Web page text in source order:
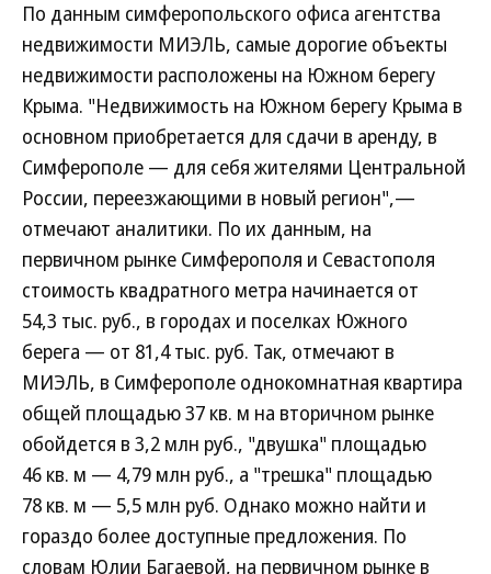
По данным симферопольского офиса агентства
недвижимости МИЭЛЬ, самые дорогие объекты
недвижимости расположены на Южном берегу
Крыма. "Недвижимость на Южном берегу Крыма в
основном приобретается для сдачи в аренду, в
Симферополе — для себя жителями Центральной
России, переезжающими в новый регион",—
отмечают аналитики. По их данным, на
первичном рынке Симферополя и Севастополя
стоимость квадратного метра начинается от
54,3 тыс. руб., в городах и поселках Южного
берега — от 81,4 тыс. руб. Так, отмечают в
МИЭЛЬ, в Симферополе однокомнатная квартира
общей площадью 37 кв. м на вторичном рынке
обойдется в 3,2 млн руб., "двушка" площадью
46 кв. м — 4,79 млн руб., а "трешка" площадью
78 кв. м — 5,5 млн руб. Однако можно найти и
гораздо более доступные предложения. По
словам Юлии Багаевой, на первичном рынке в